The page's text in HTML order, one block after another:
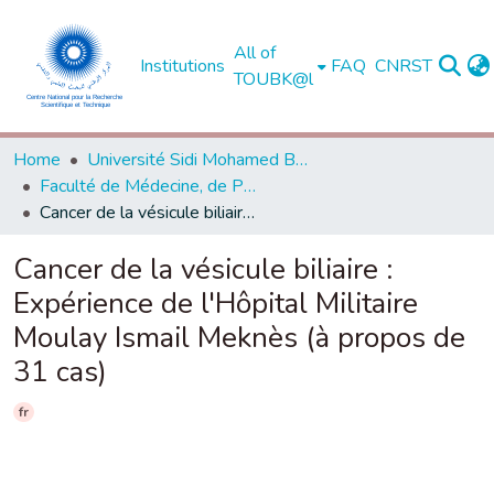
Institutions
All of
TOUBK@l
FAQ CNRST
Home
Université Sidi Mohamed Ben Abdellah de Fès
Faculté de Médecine, de Pharmacie et de Médecine Dentaire - Fès
Cancer de la vésicule biliaire : Expérience de l'Hôpital Militaire Moulay Ismail Meknès (à propos de 31 cas)
Cancer de la vésicule biliaire :
Expérience de l'Hôpital Militaire
Moulay Ismail Meknès (à propos de
31 cas)
fr